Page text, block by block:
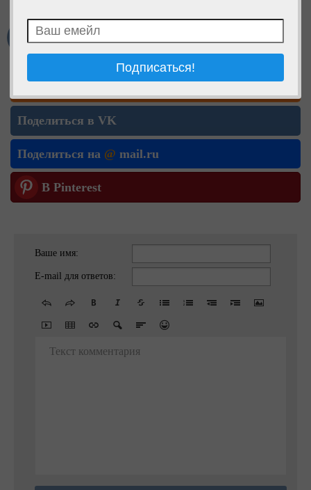
Мне нравится
Поделиться в VK
Поделиться на @ mail.ru
В Pinterest
Ваше имя:
E-mail для ответов:
Текст комментария